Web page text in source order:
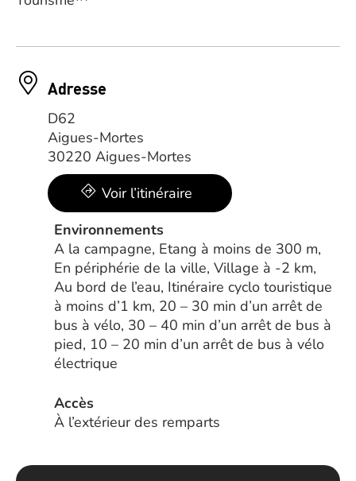
Adresse
D62
Aigues-Mortes
30220 Aigues-Mortes
Voir l’itinéraire
Environnements
A la campagne, Etang à moins de 300 m,
En périphérie de la ville, Village à -2 km,
Au bord de l’eau, Itinéraire cyclo touristique
à moins d’1 km, 20 – 30 min d’un arrêt de
bus à vélo, 30 – 40 min d’un arrêt de bus à
pied, 10 – 20 min d’un arrêt de bus à vélo
électrique
Accès
À l’extérieur des remparts